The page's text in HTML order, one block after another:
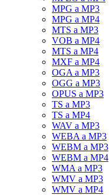
MPG a MP3
MPG a MP4
MTS a MP3
VOB a MP4
MTS a MP4
MXF a MP4
OGA a MP3
OGG a MP3
OPUS a MP3
TS a MP3
TS a MP4
WAV a MP3
WEBA a MP3
WEBM a MP3
WEBM a MP4
WMA a MP3
WMV a MP3
WMV a MP4